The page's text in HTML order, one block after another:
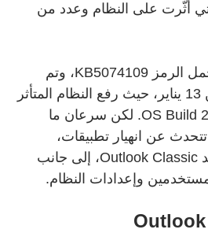
أثّرت على النظام وعدد من
التحديث المشار إليه يحمل الرمز KB5074109، وتم
إصداره تلقائيًا ابتداءً من 13 يناير، حيث رفع النظام المتأثر
إلى إصدار OS Build 26200.7623. لكن سرعان ما
عن انهيار تطبيقات،
وشاشات سوداء، وتجمد Outlook Classic، إلى جانب
وإعدادات النظام.